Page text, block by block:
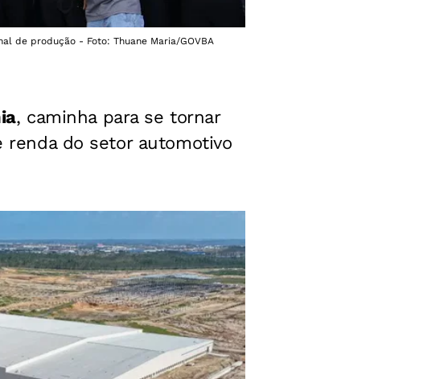
de produção - Foto: Thuane Maria/GOVBA
, caminha para se tornar
renda do setor automotivo